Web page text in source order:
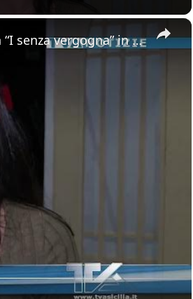
×
Adrano. Al teatro Bellini applausi per la compagnia “I senza vergogna” in scena con una commedia di